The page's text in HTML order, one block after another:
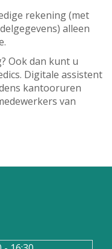
rekening (met
alleen
Ook dan kunt u
Digitale assistent
kantooruren
van